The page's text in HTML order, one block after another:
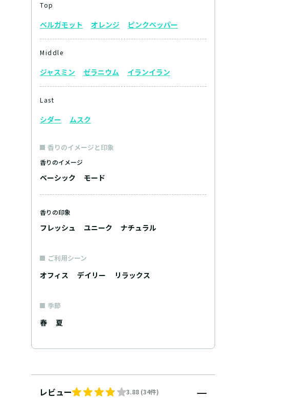
Top
ベルガモット オレンジ ピンクペッパー
Middle
ジャスミン ゼラニウム イランイラン
Last
シダー ムスク
香りのイメージと印象
香りのイメージ
ベーシック モード
香りの印象
フレッシュ ユニーク ナチュラル
ご利用シーン
オフィス デイリー リラックス
季節
春 夏
レビュー 3.88 (34件)